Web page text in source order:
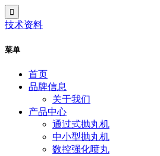
技术资料
菜单
首页
品牌信息
关于我们
产品中心
通过式抛丸机
中小型抛丸机
数控强化喷丸